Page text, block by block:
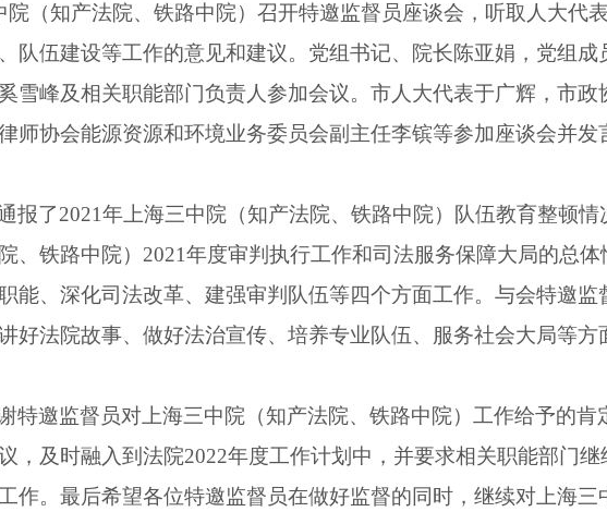
院（知产法院、铁路中院）召开特邀监督员座谈会，听取人大代
队伍建设等工作的意见和建议。党组书记、院长陈亚娟，党组成
雪峰及相关职能部门负责人参加会议。市人大代表于广辉，市政
师协会能源资源和环境业务委员会副主任李镔等参加座谈会并发
报了2021年上海三中院（知产法院、铁路中院）队伍教育整顿情
、铁路中院） 2021年度审判执行工作和司法服务保障大局的总体
能、深化司法改革、建强审判队伍等四个方面工作。与会特邀监
好法院故事、做好法治宣传、培养专业队伍、服务社会大局等方
特邀监督员对上海三中院（知产法院、铁路中院）工作给予的肯
，及时融入到法院2022年度工作计划中，并要求相关职能部门继
作。最后希望各位特邀监督员在做好监督的同时，继续对上海三